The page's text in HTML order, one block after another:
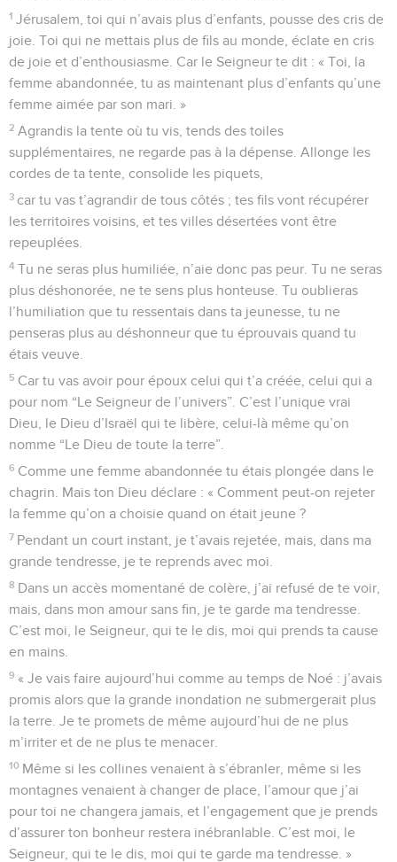
1 Jérusalem, toi qui n’avais plus d’enfants, pousse des cris de
joie. Toi qui ne mettais plus de fils au monde, éclate en cris
de joie et d’enthousiasme. Car le Seigneur te dit : « Toi, la
femme abandonnée, tu as maintenant plus d’enfants qu’une
femme aimée par son mari. »
2 Agrandis la tente où tu vis, tends des toiles
supplémentaires, ne regarde pas à la dépense. Allonge les
cordes de ta tente, consolide les piquets,
3 car tu vas t’agrandir de tous côtés ; tes fils vont récupérer
les territoires voisins, et tes villes désertées vont être
repeuplées.
4 Tu ne seras plus humiliée, n’aie donc pas peur. Tu ne seras
plus déshonorée, ne te sens plus honteuse. Tu oublieras
l’humiliation que tu ressentais dans ta jeunesse, tu ne
penseras plus au déshonneur que tu éprouvais quand tu
étais veuve.
5 Car tu vas avoir pour époux celui qui t’a créée, celui qui a
pour nom “Le Seigneur de l’univers”. C’est l’unique vrai
Dieu, le Dieu d’Israël qui te libère, celui-là même qu’on
nomme “Le Dieu de toute la terre”.
6 Comme une femme abandonnée tu étais plongée dans le
chagrin. Mais ton Dieu déclare : « Comment peut-on rejeter
la femme qu’on a choisie quand on était jeune ?
7 Pendant un court instant, je t’avais rejetée, mais, dans ma
grande tendresse, je te reprends avec moi.
8 Dans un accès momentané de colère, j’ai refusé de te voir,
mais, dans mon amour sans fin, je te garde ma tendresse.
C’est moi, le Seigneur, qui te le dis, moi qui prends ta cause
en mains.
9 « Je vais faire aujourd’hui comme au temps de Noé : j’avais
promis alors que la grande inondation ne submergerait plus
la terre. Je te promets de même aujourd’hui de ne plus
m’irriter et de ne plus te menacer.
10 Même si les collines venaient à s’ébranler, même si les
montagnes venaient à changer de place, l’amour que j’ai
pour toi ne changera jamais, et l’engagement que je prends
d’assurer ton bonheur restera inébranlable. C’est moi, le
Seigneur, qui te le dis, moi qui te garde ma tendresse. »